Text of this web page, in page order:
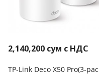
2,140,200 сум с НДС